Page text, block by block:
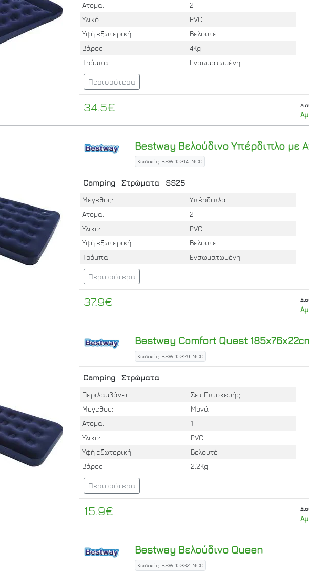
Άτομα:
2
Υλικό:
PVC
Υφή εξωτερική:
Βελουτέ
Βάρος:
4Kg
Τρόμπα:
Ενσωματωμένη
Περισσότερα
34.5€
Bestway Βελούδινο Υπέρδιπλο με
Κωδικός: BSW-15314-NCC
Camping Στρώματα SS25
Μέγεθος:
Υπέρδιπλα
Άτομα:
2
Υλικό:
PVC
Υφή εξωτερική:
Βελουτέ
Τρόμπα:
Ενσωματωμένη
Περισσότερα
37.9€
Bestway Comfort Quest
Κωδικός: BSW-15329-NCC
Camping Στρώματα
Περιλαμβάνει:
Σετ Επισκευής
Μέγεθος:
Μονά
Άτομα:
1
Υλικό:
PVC
Υφή εξωτερική:
Βελουτέ
Βάρος:
2.2Kg
Περισσότερα
15.9€
Bestway Βελούδινο Queen
Κωδικός: BSW-15332-NCC